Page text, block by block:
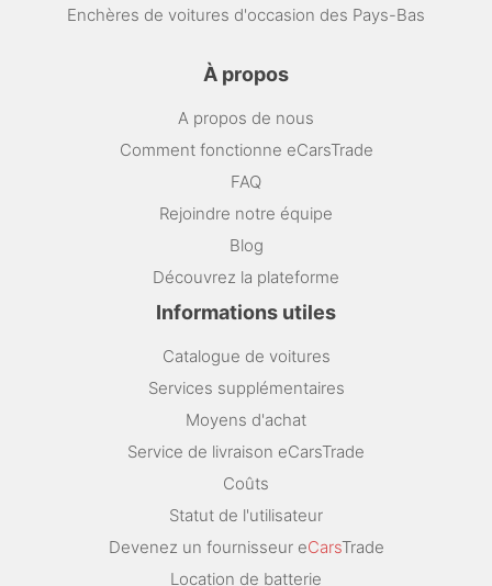
Enchères de voitures d'occasion des Pays-Bas
À propos
A propos de nous
Comment fonctionne eCarsTrade
FAQ
Rejoindre notre équipe
Blog
Découvrez la plateforme
Informations utiles
Catalogue de voitures
Services supplémentaires
Moyens d'achat
Service de livraison eCarsTrade
Coûts
Statut de l'utilisateur
Devenez un fournisseur eCarsTrade
Location de batterie